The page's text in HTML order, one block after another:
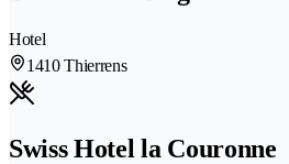
Hotel
1410 Thierrens
Swiss Hotel la Couronne